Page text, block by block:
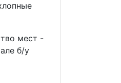
мест -
б/у